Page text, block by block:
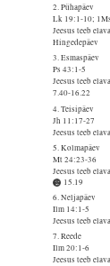
2. Pühapäev
Lk 19:1-10;
Jeesus teeb
Hingedepäev
3. Esmaspäev
Ps 43:1-5
Jeesus teeb
7.40-16.22
4. Teisipäev
Jh 11:17-27
Jeesus teeb
5. Kolmapäev
Mt 24:23-36
Jeesus teeb
15.19
6. Neljapäev
Ilm 14:1-5
Jeesus teeb
7. Reede
Ilm 20:1-6
Jeesus teeb